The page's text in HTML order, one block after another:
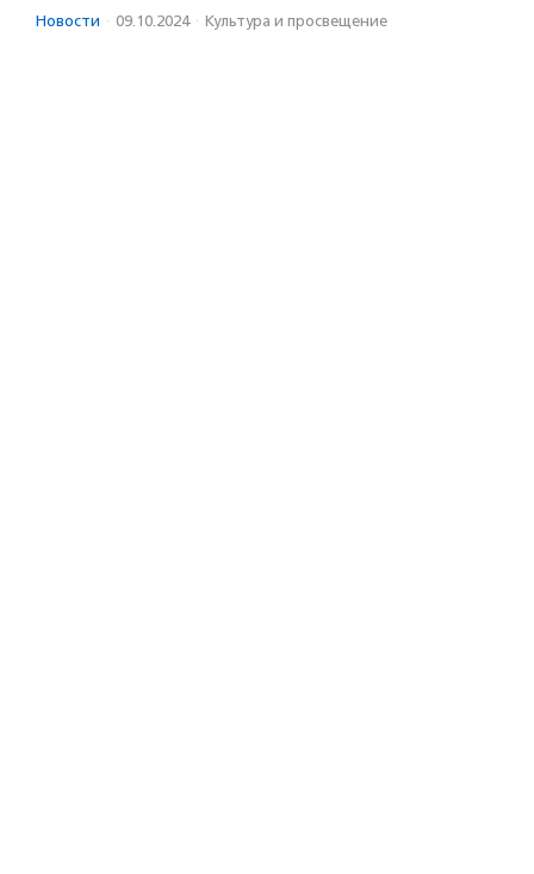
Новости · 09.10.2024 · Культура и просвещение